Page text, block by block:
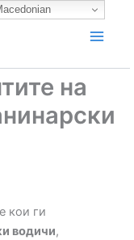
на
кои ги
водичи,